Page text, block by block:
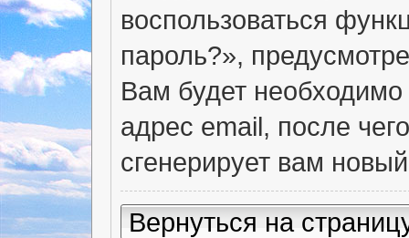
воспользоваться
пароль?»,
Вам будет
адрес email, после
сгенерирует вам
Вернуться на